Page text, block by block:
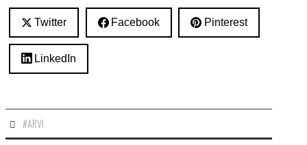
Twitter Facebook Pinterest
LinkedIn
#ARVI